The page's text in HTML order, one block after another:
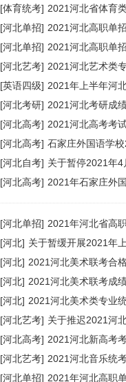
[体育统考] 2021河北省体育
[河北单招] 2021河北高职单
[河北单招] 2021河北高职单
[河北艺考] 2021河北艺术类
[英语四级] 2021年上半年河
[河北考研] 2021河北考研成
[河北高考] 2021河北高考考
[河北高考] 石家庄外国语学
[河北自考] 关于暂停2021年
[河北高考] 2021年石家庄外
[河北单招] 2021年河北省高
[河北] 关于暂缓开展2021年
[河北] 2021河北美术联考合
[河北] 2021河北美术联考成
[河北] 2021河北美术类专业
[河北艺考] 关于推迟2021河
[河北高考] 2021河北新高考
[河北艺考] 2021河北音乐统
[河北单招] 2021年河北高职